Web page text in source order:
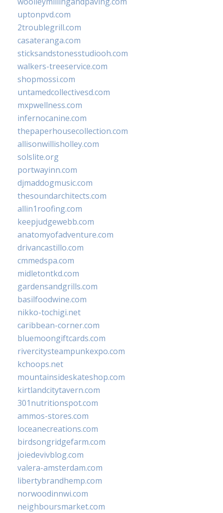
uptonpvd.com
2troublegrill.com
casateranga.com
sticksandstonesstudiooh.com
walkers-treeservice.com
shopmossi.com
untamedcollectivesd.com
mxpwellness.com
infernocanine.com
thepaperhousecollection.com
allisonwillisholley.com
solslite.org
portwayinn.com
djmaddogmusic.com
thesoundarchitects.com
allin1roofing.com
keepjudgewebb.com
anatomyofadventure.com
drivancastillo.com
cmmedspa.com
midletontkd.com
gardensandgrills.com
basilfoodwine.com
nikko-tochigi.net
caribbean-corner.com
bluemoongiftcards.com
rivercitysteampunkexpo.com
kchoops.net
mountainsideskateshop.com
kirtlandcitytavern.com
301nutritionspot.com
ammos-stores.com
loceanecreations.com
birdsongridgefarm.com
joiedevivblog.com
valera-amsterdam.com
libertybrandhemp.com
norwoodinnwi.com
neighboursmarket.com